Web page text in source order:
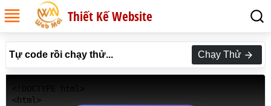
Thiết Kế Website
Tự code rồi chạy thử... Chạy Thử
<html>